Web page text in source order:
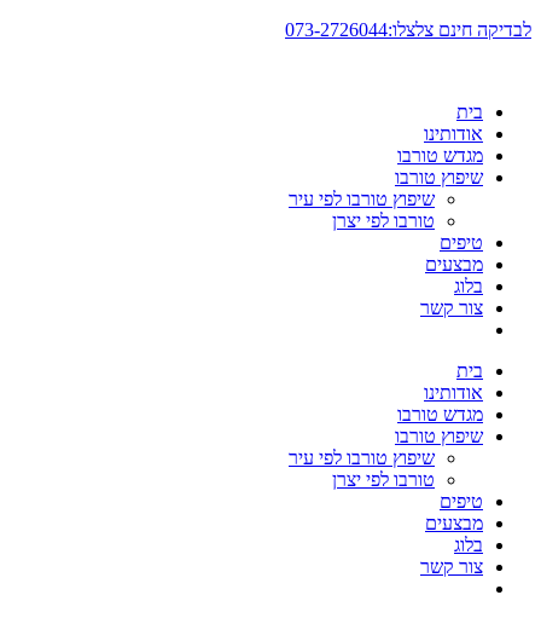
דלג
לבדיקה חינם צלצלו:073-2726044
בית
אודותינו
מגדש טורבו
שיפוץ טורבו
שיפוץ טורבו לפי עיר
טורבו לפי יצרן
טיפים
מבצעים
בלוג
צור קשר
בית
אודותינו
מגדש טורבו
שיפוץ טורבו
שיפוץ טורבו לפי עיר
טורבו לפי יצרן
טיפים
מבצעים
בלוג
צור קשר